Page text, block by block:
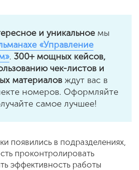
и уникальное мы
«Управление
. 300+ мощных кейсов,
чек-листов и
материалов ждут вас в
номеров. Оформляйте
самое лучшее!
появились в подразделениях,
проконтролировать
эффективность работы